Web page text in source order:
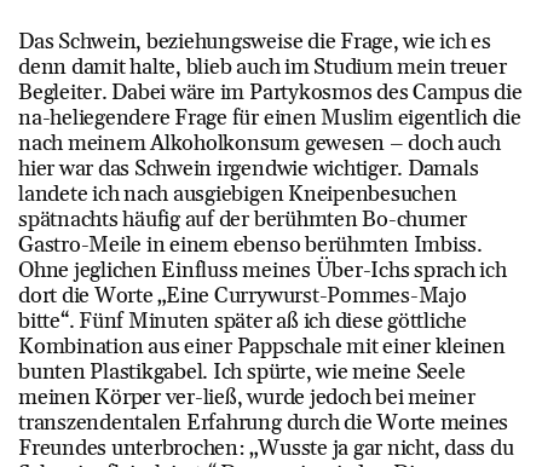
Das Schwein, beziehungsweise die Frage, wie ich es
denn damit halte, blieb auch im Studium mein treuer
Begleiter. Dabei wäre im Partykosmos des Campus die
na-heliegendere Frage für einen Muslim eigentlich die
nach meinem Alkoholkonsum gewesen – doch auch
hier war das Schwein irgendwie wichtiger. Damals
landete ich nach ausgiebigen Kneipenbesuchen
spätnachts häufig auf der berühmten Bo-chumer
Gastro-Meile in einem ebenso berühmten Imbiss.
Ohne jeglichen Einfluss meines Über-Ichs sprach ich
dort die Worte „Eine Currywurst-Pommes-Majo
bitte“. Fünf Minuten später aß ich diese göttliche
Kombination aus einer Pappschale mit einer kleinen
bunten Plastikgabel. Ich spürte, wie meine Seele
meinen Körper ver-ließ, wurde jedoch bei meiner
transzendentalen Erfahrung durch die Worte meines
Freundes unterbrochen: „Wusste ja gar nicht, dass du